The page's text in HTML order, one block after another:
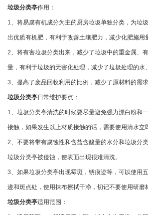
垃圾分类亭作用：
1、将易腐有机成分为主的厨房垃圾单独分类，为垃
出优质有机肥，有利于改善土壤肥力，减少化肥施用
2、将有害垃圾分类出来，减少了垃圾中的重金属、
量，有利于垃圾的无害化处理，减少了垃圾处理的水
3、提高了废品回收利用的比例，减少了原材料的需
垃圾分类亭日常维护要点：
1、垃圾分类亭清洗的时候要尽量避免强力漂白粉和
接触，如果发生以上材质接触的话，需要使用清水立
2、不要将带有腐蚀性和含盐含酸量的水分和垃圾分
垃圾分类亭被侵蚀，使表面出现很难清洗。
3、如果垃圾分类亭出现霉斑，锈痕迹等，可以使用
迹和斑点处，使用抹布擦拭干净，切记不要使用研磨
垃圾分类亭适用范围：